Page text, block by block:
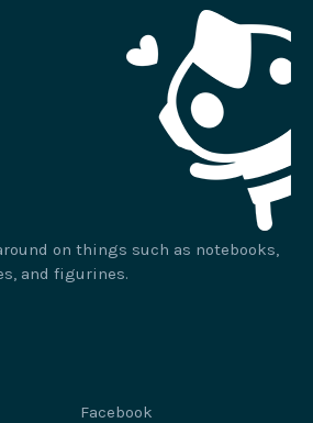
on things such as notebooks,
and figurines.
Facebook